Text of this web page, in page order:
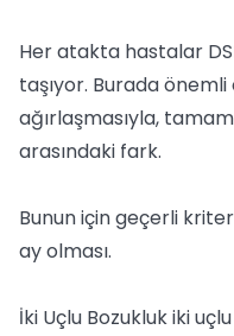
Her atakta hastalar
taşıyor. Burada
ağırlaşmasıyla,
arasındaki fark.
Bunun için geçerli
ay olması.
İki Uçlu Bozukluk iki